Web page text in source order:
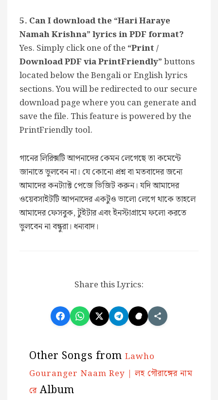
5. Can I download the “Hari Haraye
Namah Krishna” lyrics in PDF format?
Yes. Simply click one of the “Print /
Download PDF via PrintFriendly”buttons
located below the Bengali or English lyrics
sections. You will be redirected to our secure
download page where you can generate and
save the file. This feature is powered by the
PrintFriendly tool.
গানের লিরিক্সটি আপনাদের কেমন লেগেছে তা কমেন্টে
জানাতে ভুলবেন না। যে কোনো প্রশ্ন বা মতবাদের জন্যে
আমাদের কনট্যাক্ট পেজে ভিজিট করুন। যদি আমাদের
ওয়েবসাইটটি আপনাদের একটুও ভালো লেগে থাকে তাহলে
আমাদের ফেসবুক, টুইটার এবং ইনস্টাগ্রামে ফলো করতে
ভুলবেন না বন্ধুরা। ধন্যবাদ।
Share this Lyrics:
Other Songs from Lawho
Gouranger Naam Rey | লহ গৌরাঙ্গের নাম
রেAlbum